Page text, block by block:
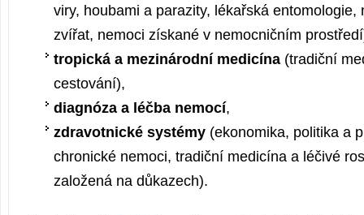
viry, houbami a parazity, lékařská entomologie,
zvířat, nemoci získané v nemocničním
tropická a mezinárodní medicína(tradiční
cestování),
diagnóza a léčba nemocí,
zdravotnické systémy(ekonomika, politika a
chronické nemoci, tradiční medicína a léčivé
založená na důkazech).